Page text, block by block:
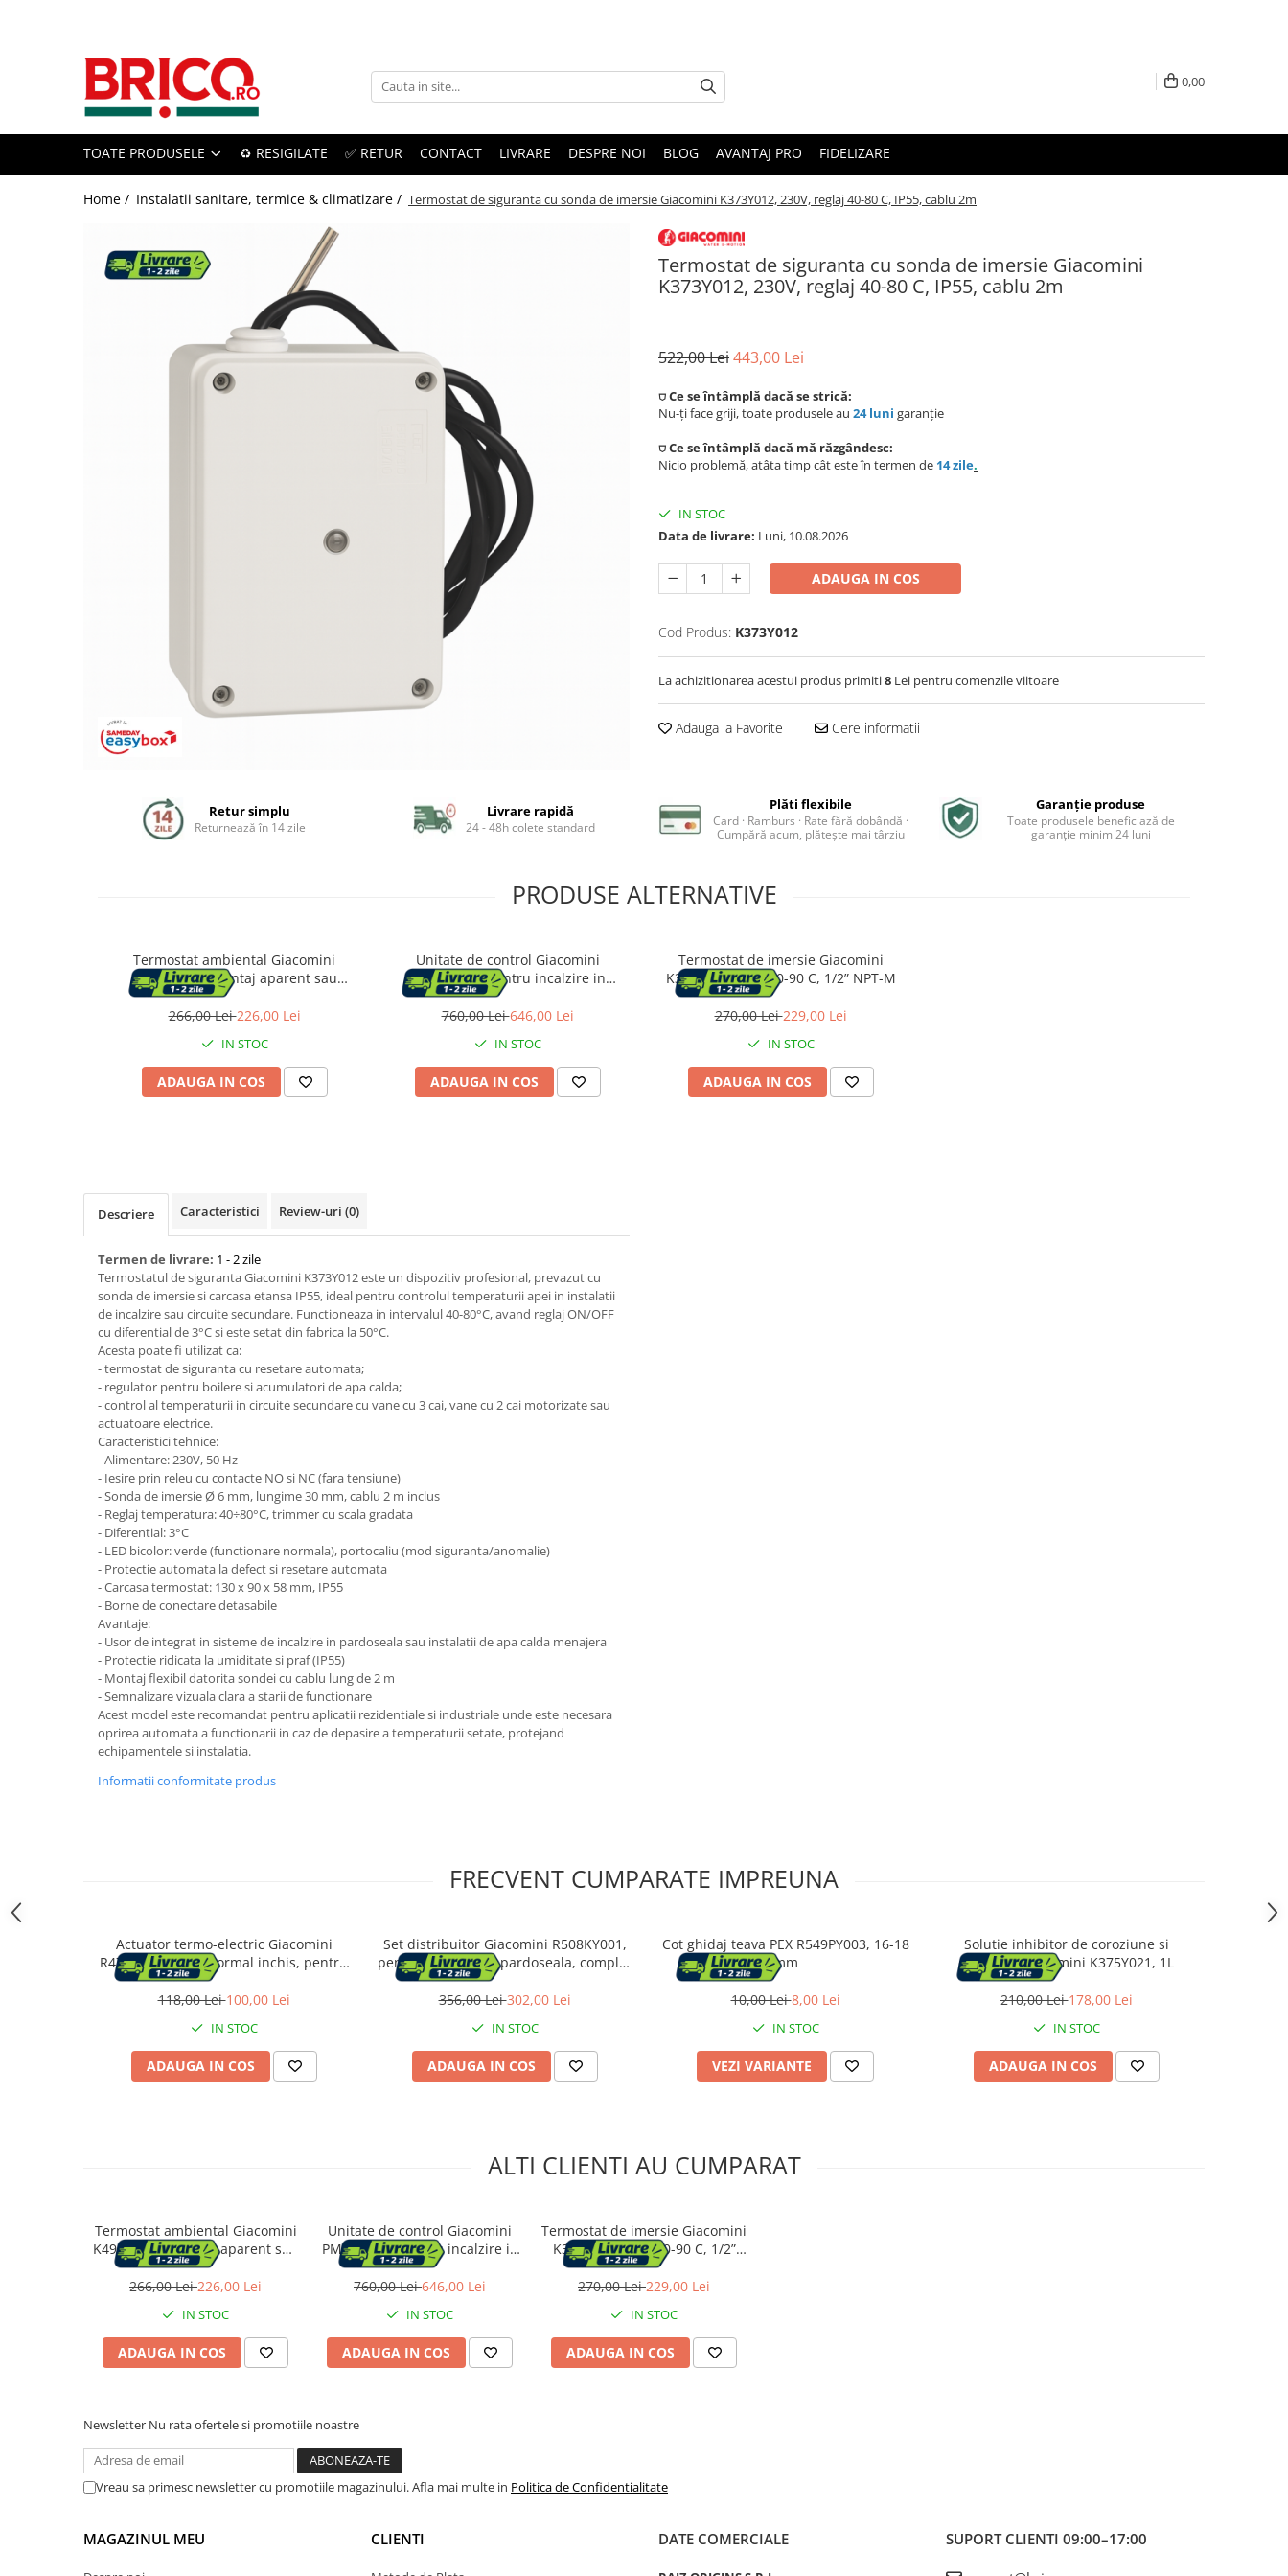
Toate Produsele
Baterii sanitare
Baterii cada si dus
Pare, furtunuri si accesorii
Seturi WC complete
Ingrijire personala
Placi de indreptat parul
Aparate de tuns & ras
Cantare corporale
Mobilier pentru baie
Dulapuri baie
Accesorii baie
Cuiere si suporturi prosoape
Rafturi si depozitare
Accesorii cada
Accesorii lavoare
Bucatarie
Mobila bucatarie
Dulapuri si rafturi depozitare
Mese bucatarie si living
Oale si cratite
Oale sub presiune
Accesorii pentru bucatarie
Suporturi si accesorii de bucatarie
Living & hol
0,00
TOATE PRODUSELE ♻️ RESIGILATE ✅ RETUR CONTACT LIVRARE DESPRE NOI BLOG AVANTAJ PRO FIDELIZARE
Home / Instalatii sanitare, termice & climatizare / Termostat de siguranta cu sonda de imersie Giacomini K373Y012, 230V, reglaj 40-80 C, IP55, cablu 2m
Termostat de siguranta cu sonda de imersie Giacomini
K373Y012, 230V, reglaj 40-80 C, IP55, cablu 2m
522,00 Lei443,00 Lei
⛉ Ce se întâmplă dacă se strică:
Nu-ți face griji, toate produsele au 24 luni garanție
⛉ Ce se întâmplă dacă mă răzgândesc:
Nicio problemă, atâta timp cât este în termen de 14 zile.
IN STOC
Data de livrare: Luni, 10.08.2026
ADAUGA IN COS
Cod Produs: K373Y012
La achizitionarea acestui produs primiti8 Lei pentru comenzile viitoare
Adauga la Favorite Cere informatii
Retur simplu
Returnează în 14 zile
Livrare rapidă
24 - 48h colete standard
Plăti flexibile
Card · Ramburs · Rate fără dobândă ·
Cumpără acum, plătește mai târziu
Garanție produse
Toate produsele beneficiază de
garanție minim 24 luni
PRODUSE ALTERNATIVE
Termostat ambiental Giacomini
K494AY001, montaj aparent sau
incastrat, functie incalzire/racire,
alimentare pe baterii
266,00 Lei226,00 Lei
IN STOC
ADAUGA IN COS
Unitate de control Giacomini
PM100Y011 pentru incalzire in
pardoseala 8 zone cu intarziere pompa
4 minute, intrari termostat / iesiri
760,00 Lei646,00 Lei
IN STOC
ADAUGA IN COS
Termostat de imersie Giacomini
K373Y021, reglaj 0-90 C, 1/2” NPT-M
270,00 Lei229,00 Lei
IN STOC
ADAUGA IN COS
Descriere Caracteristici Review-uri (0)
Termen de livrare: 1 - 2 zile
Termostatul de siguranta Giacomini K373Y012 este un dispozitiv profesional, prevazut cu
sonda de imersie si carcasa etansa IP55, ideal pentru controlul temperaturii apei in instalatii
de incalzire sau circuite secundare. Functioneaza in intervalul 40-80°C, avand reglaj ON/OFF
cu diferential de 3°C si este setat din fabrica la 50°C.
Acesta poate fi utilizat ca:
- termostat de siguranta cu resetare automata;
- regulator pentru boilere si acumulatori de apa calda;
- control al temperaturii in circuite secundare cu vane cu 3 cai, vane cu 2 cai motorizate sau
actuatoare electrice.
Caracteristici tehnice:
- Alimentare: 230V, 50 Hz
- Iesire prin releu cu contacte NO si NC (fara tensiune)
- Sonda de imersie Ø 6 mm, lungime 30 mm, cablu 2 m inclus
- Reglaj temperatura: 40÷80°C, trimmer cu scala gradata
- Diferential: 3°C
- LED bicolor: verde (functionare normala), portocaliu (mod siguranta/anomalie)
- Protectie automata la defect si resetare automata
- Carcasa termostat: 130 x 90 x 58 mm, IP55
- Borne de conectare detasabile
Avantaje:
- Usor de integrat in sisteme de incalzire in pardoseala sau instalatii de apa calda menajera
- Protectie ridicata la umiditate si praf (IP55)
- Montaj flexibil datorita sondei cu cablu lung de 2 m
- Semnalizare vizuala clara a starii de functionare
Acest model este recomandat pentru aplicatii rezidentiale si industriale unde este necesara
oprirea automata a functionarii in caz de depasire a temperaturii setate, protejand
echipamentele si instalatia.
Informatii conformitate produs
FRECVENT CUMPARATE IMPREUNA
Actuator termo-electric Giacomini
R473X221, 230V, normal inchis, pentru
distribuitoare si robineti
118,00 Lei100,00 Lei
IN STOC
ADAUGA IN COS
Set distribuitor Giacomini R508KY001,
pentru incalzire in pardoseala, complet
cu ventil termostatic, racorduri si cutie
de montaj
356,00 Lei302,00 Lei
IN STOC
ADAUGA IN COS
Cot ghidaj teava PEX R549PY003, 16-18
mm
10,00 Lei8,00 Lei
IN STOC
VEZI VARIANTE
Solutie inhibitor de coroziune si
depuneri Giacomini K375Y021, 1L
210,00 Lei178,00 Lei
IN STOC
ADAUGA IN COS
ALTI CLIENTI AU CUMPARAT
Termostat ambiental Giacomini
K494AY001, montaj aparent sau
incastrat, functie
incalzire/racire, alimentare pe
266,00 Lei226,00 Lei
IN STOC
ADAUGA IN COS
Unitate de control Giacomini
PM100Y011 pentru incalzire in
pardoseala 8 zone cu intarziere
pompa 4 minute, intrari
760,00 Lei646,00 Lei
IN STOC
ADAUGA IN COS
Termostat de imersie Giacomini
K373Y021, reglaj 0-90 C, 1/2”
NPT-M
270,00 Lei229,00 Lei
IN STOC
ADAUGA IN COS
Newsletter Nu rata ofertele si promotiile noastre
Vreau sa primesc newsletter cu promotiile magazinului. Afla mai multe in Politica de Confidentialitate
MAGAZINUL MEU CLIENTI DATE COMERCIALE SUPORT CLIENTI 09:00–17:00